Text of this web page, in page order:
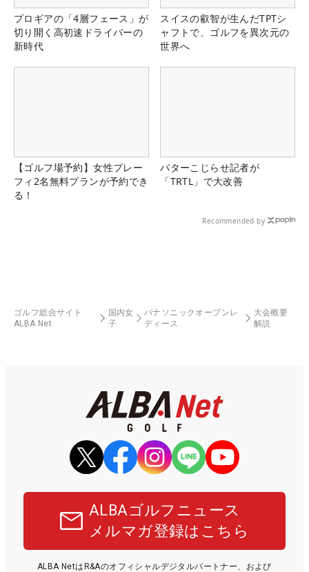
プロギアの「4層フェース」が
切り開く高初速ドライバーの
新時代
スイスの叡智が生んだTPTシ
ャフトで、ゴルフを異次元の
世界へ
【ゴルフ場予約】女性プレー
フィ2名無料プランが予約でき
る！
パターこじらせ記者が
「TRTL」で大改善
Recommended by
ゴルフ総合サイト
ALBA Net
国内女
子
パナソニックオープンレ
ディース
大会概要
解説
ALBAゴルフニュース
メルマガ登録はこちら
ALBA NetはR&Aのオフィシャルデジタルパートナー、および